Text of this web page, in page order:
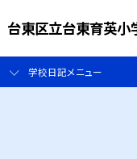
台東区立台東育英小
学校日記メニュー